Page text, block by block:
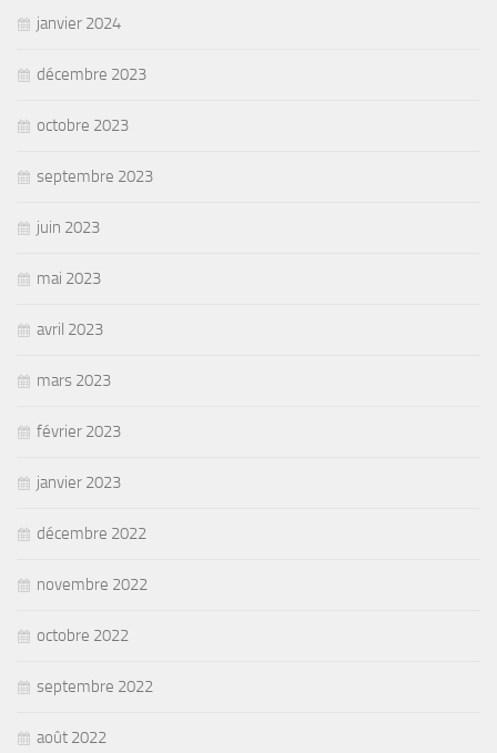
janvier 2024
décembre 2023
octobre 2023
septembre 2023
juin 2023
mai 2023
avril 2023
mars 2023
février 2023
janvier 2023
décembre 2022
novembre 2022
octobre 2022
septembre 2022
août 2022